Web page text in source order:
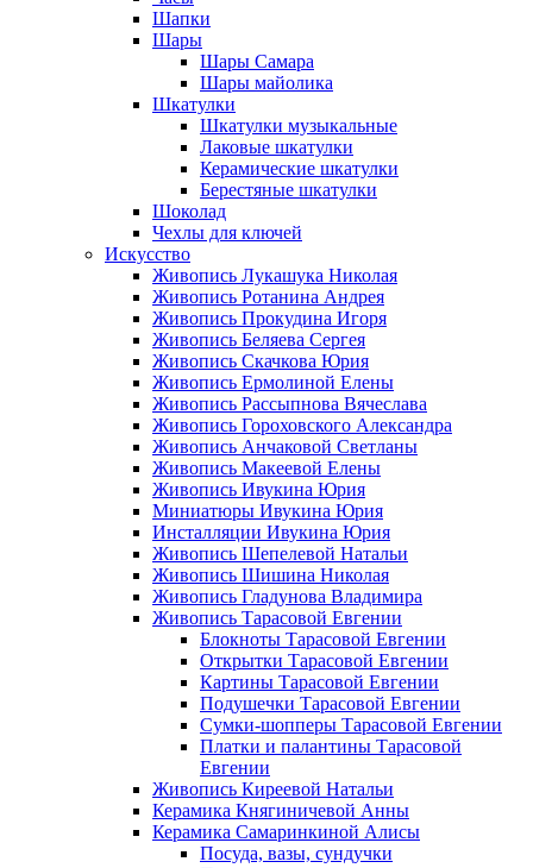
Шапки
Шары
Шары Самара
Шары майолика
Шкатулки
Шкатулки музыкальные
Лаковые шкатулки
Керамические шкатулки
Берестяные шкатулки
Шоколад
Чехлы для ключей
Искусство
Живопись Лукашука Николая
Живопись Ротанина Андрея
Живопись Прокудина Игоря
Живопись Беляева Сергея
Живопись Скачкова Юрия
Живопись Ермолиной Елены
Живопись Рассыпнова Вячеслава
Живопись Гороховского Александра
Живопись Анчаковой Светланы
Живопись Макеевой Елены
Живопись Ивукина Юрия
Миниатюры Ивукина Юрия
Инсталляции Ивукина Юрия
Живопись Шепелевой Натальи
Живопись Шишина Николая
Живопись Гладунова Владимира
Живопись Тарасовой Евгении
Блокноты Тарасовой Евгении
Открытки Тарасовой Евгении
Картины Тарасовой Евгении
Подушечки Тарасовой Евгении
Сумки-шопперы Тарасовой Евгении
Платки и палантины Тарасовой
Евгении
Живопись Киреевой Натальи
Керамика Княгиничевой Анны
Керамика Самаринкиной Алисы
Посуда, вазы, сундучки